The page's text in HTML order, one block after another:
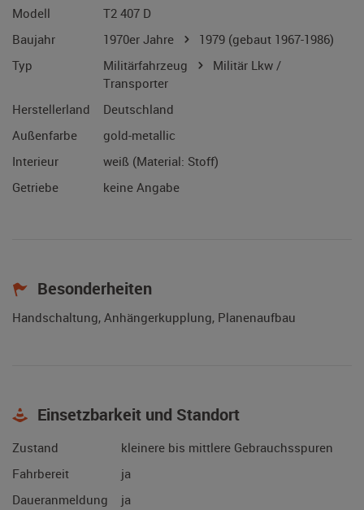
Modell
T2 407 D
Baujahr
1970er Jahre 1979 (gebaut 1967-1986)
Typ
Militärfahrzeug
Militär Lkw /
Transporter
Herstellerland
Deutschland
Außenfarbe
gold-metallic
Interieur
weiß (Material: Stoff)
Getriebe
keine Angabe
Besonderheiten
Handschaltung, Anhängerkupplung, Planenaufbau
Einsetzbarkeit und Standort
Zustand
kleinere bis mittlere Gebrauchsspuren
Fahrbereit
ja
Daueranmeldung
ja